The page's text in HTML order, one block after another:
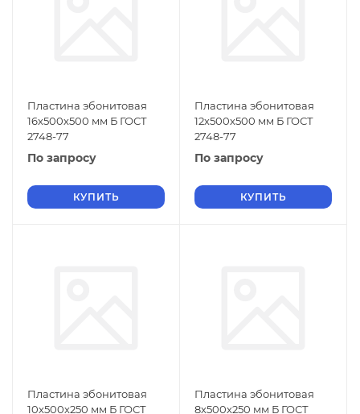
Пластина эбонитовая
16х500х500 мм Б ГОСТ
2748-77
По запросу
КУПИТЬ
Пластина эбонитовая
12х500х500 мм Б ГОСТ
2748-77
По запросу
КУПИТЬ
Пластина эбонитовая
10х500х250 мм Б ГОСТ
Пластина эбонитовая
8х500х250 мм Б ГОСТ